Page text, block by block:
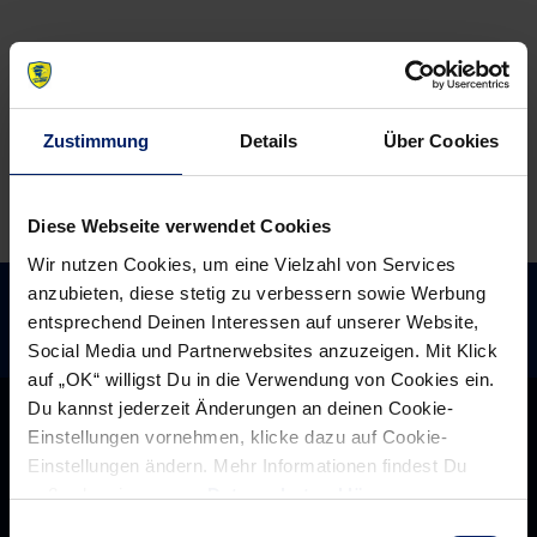
Zustimmung Details Über Cookies
Diese Webseite verwendet Cookies
Wir nutzen Cookies, um eine Vielzahl von Services
anzubieten, diese stetig zu verbessern sowie Werbung
entsprechend Deinen Interessen auf unserer Website,
Social Media und Partnerwebsites anzuzeigen. Mit Klick
auf „OK“ willigst Du in die Verwendung von Cookies ein.
Du kannst jederzeit Änderungen an deinen Cookie-
Einstellungen vornehmen, klicke dazu auf Cookie-
Einstellungen ändern. Mehr Informationen findest Du
außerdem in unsererDatenschutzerklärung.